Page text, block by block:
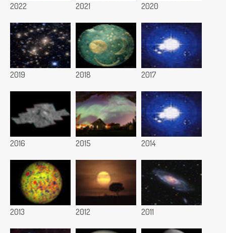
2022 2021 2020
2019 2018 2017
2016 2015 2014
2013 2012 2011